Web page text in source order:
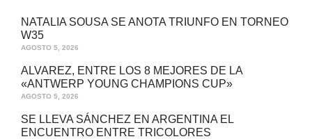
NATALIA SOUSA SE ANOTA TRIUNFO EN TORNEO
W35
AGOSTO 5, 2026
ALVAREZ, ENTRE LOS 8 MEJORES DE LA
«ANTWERP YOUNG CHAMPIONS CUP»
AGOSTO 5, 2026
SE LLEVA SÁNCHEZ EN ARGENTINA EL
ENCUENTRO ENTRE TRICOLORES